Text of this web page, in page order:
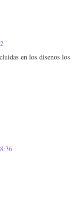
en los disenos los